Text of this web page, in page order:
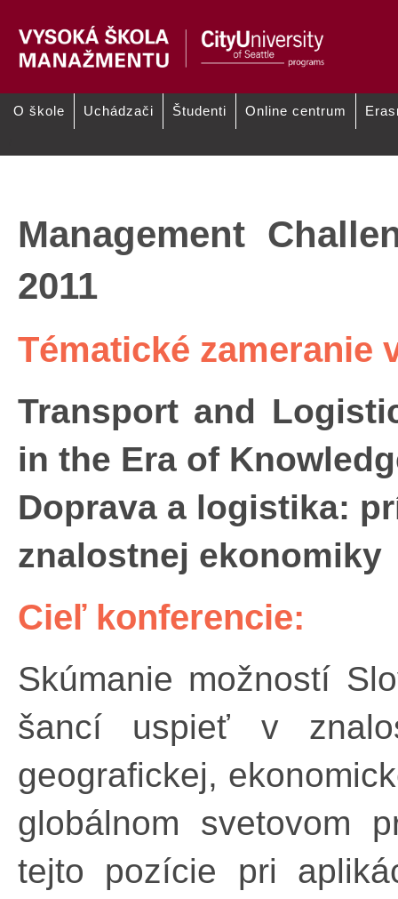
O škole Uchádzači Študenti Online centrum
Management
2011
Tématické zameranie
Transport and
in the Era of
Doprava a logistika:
znalostnej ekonomiky
Cieľ konferencie:
Skúmanie možností
šancí uspieť v
geografickej,
globálnom svetovom
tejto pozície pri